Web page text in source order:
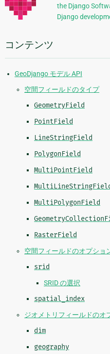
な
報
the Django
Django
コンテンツ
GeoDjango モデル API
空間フィールドのタイプ
GeometryField
PointField
LineStringField
PolygonField
MultiPointField
MultiPolygonField
RasterField
空間フィールドのオプショ
srid
SRID の選択
spatial_index
ジオメトリフィールドのオ
dim
geography